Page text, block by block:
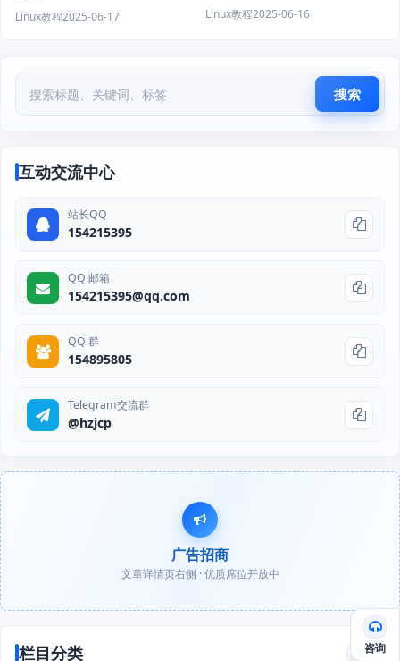
Linux教程2025-06-17 Linux教程2025-06-16
搜索
互动交流中心
站长QQ
154215395
QQ 邮箱
154215395@qq.com
QQ 群
154895805
Telegram交流群
@hzjcp
广告招商
文章详情页右侧 · 优质席位开放中
栏目分类 文章
咨询